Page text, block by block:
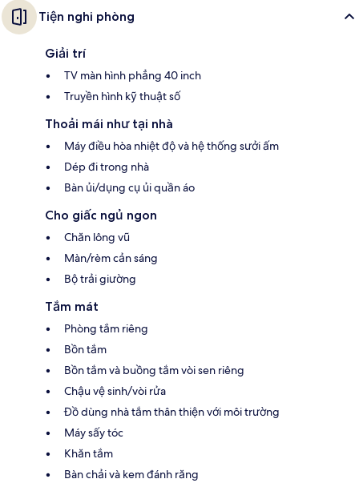
Tiện nghi phòng
Giải trí
TV màn hình phẳng 40 inch
Truyền hình kỹ thuật số
Thoải mái như tại nhà
Máy điều hòa nhiệt độ và hệ thống sưởi ấm
Dép đi trong nhà
Bàn ủi/dụng cụ ủi quần áo
Cho giấc ngủ ngon
Chăn lông vũ
Màn/rèm cản sáng
Bộ trải giường
Tắm mát
Phòng tắm riêng
Bồn tắm
Bồn tắm và buồng tắm vòi sen riêng
Chậu vệ sinh/vòi rửa
Đồ dùng nhà tắm thân thiện với môi trường
Máy sấy tóc
Khăn tắm
Bàn chải và kem đánh răng